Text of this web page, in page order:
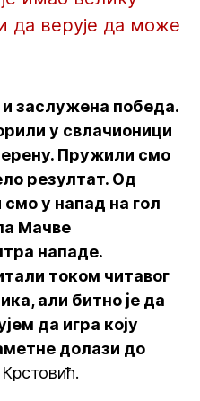
да верује да може
заслужена победа.
у свлачионици
Пружили смо
резултат. Од
у напад на гол
Мачве
нападе.
током читавог
али битно је да
да игра коју
долази до
Крстовић.